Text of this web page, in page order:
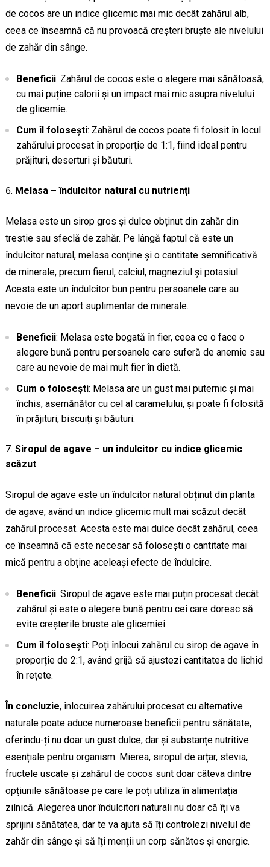
de cocos are un indice glicemic mai mic decât zahărul alb,
ceea ce înseamnă că nu provoacă creșteri bruște ale nivelului
de zahăr din sânge.
Beneficii: Zahărul de cocos este o alegere mai sănătoasă,
cu mai puține calorii și un impact mai mic asupra nivelului
de glicemie.
Cum îl folosești: Zahărul de cocos poate fi folosit în locul
zahărului procesat în proporție de 1:1, fiind ideal pentru
prăjituri, deserturi și băuturi.
Melasa – îndulcitor natural cu nutrienți
Melasa este un sirop gros și dulce obținut din zahăr din
trestie sau sfeclă de zahăr. Pe lângă faptul că este un
îndulcitor natural, melasa conține și o cantitate semnificativă
de minerale, precum fierul, calciul, magneziul și potasiul.
Acesta este un îndulcitor bun pentru persoanele care au
nevoie de un aport suplimentar de minerale.
Beneficii: Melasa este bogată în fier, ceea ce o face o
alegere bună pentru persoanele care suferă de anemie sau
care au nevoie de mai mult fier în dietă.
Cum o folosești: Melasa are un gust mai puternic și mai
închis, asemănător cu cel al caramelului, și poate fi folosită
în prăjituri, biscuiți și băuturi.
Siropul de agave – un îndulcitor cu indice glicemic
scăzut
Siropul de agave este un îndulcitor natural obținut din planta
de agave, având un indice glicemic mult mai scăzut decât
zahărul procesat. Acesta este mai dulce decât zahărul, ceea
ce înseamnă că este necesar să folosești o cantitate mai
mică pentru a obține aceleași efecte de îndulcire.
Beneficii: Siropul de agave este mai puțin procesat decât
zahărul și este o alegere bună pentru cei care doresc să
evite creșterile bruste ale glicemiei.
Cum îl folosești: Poți înlocui zahărul cu sirop de agave în
proporție de 2:1, având grijă să ajustezi cantitatea de lichid
în rețete.
În concluzie, înlocuirea zahărului procesat cu alternative
naturale poate aduce numeroase beneficii pentru sănătate,
oferindu-ți nu doar un gust dulce, dar și substanțe nutritive
esențiale pentru organism. Mierea, siropul de arțar, stevia,
fructele uscate și zahărul de cocos sunt doar câteva dintre
opțiunile sănătoase pe care le poți utiliza în alimentația
zilnică. Alegerea unor îndulcitori naturali nu doar că îți va
sprijini sănătatea, dar te va ajuta să îți controlezi nivelul de
zahăr din sânge și să îți menții un corp sănătos și energic.